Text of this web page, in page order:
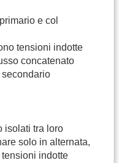
e col
tensioni indotte
concatenato
isolati tra loro
solo in alternata,
indotte